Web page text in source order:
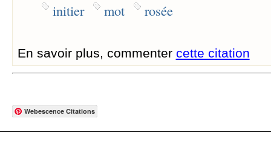
initier
mot rosée
En savoir plus, commenter cette citation
Webescence Citations